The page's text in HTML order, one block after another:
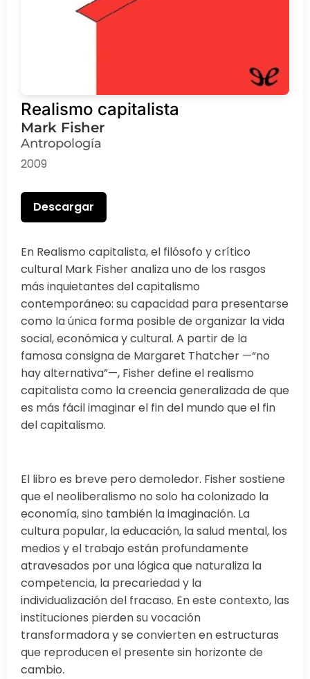
Realismo capitalista
Mark Fisher
Antropología
2009
Descargar
En Realismo capitalista, el filósofo y crítico
cultural Mark Fisher analiza uno de los rasgos
más inquietantes del capitalismo
contemporáneo: su capacidad para presentarse
como la única forma posible de organizar la vida
social, económica y cultural. A partir de la
famosa consigna de Margaret Thatcher —“no
hay alternativa”—, Fisher define el realismo
capitalista como la creencia generalizada de que
es más fácil imaginar el fin del mundo que el fin
del capitalismo.
El libro es breve pero demoledor. Fisher sostiene
que el neoliberalismo no solo ha colonizado la
economía, sino también la imaginación. La
cultura popular, la educación, la salud mental, los
medios y el trabajo están profundamente
atravesados por una lógica que naturaliza la
competencia, la precariedad y la
individualización del fracaso. En este contexto, las
instituciones pierden su vocación
transformadora y se convierten en estructuras
que reproducen el presente sin horizonte de
cambio.